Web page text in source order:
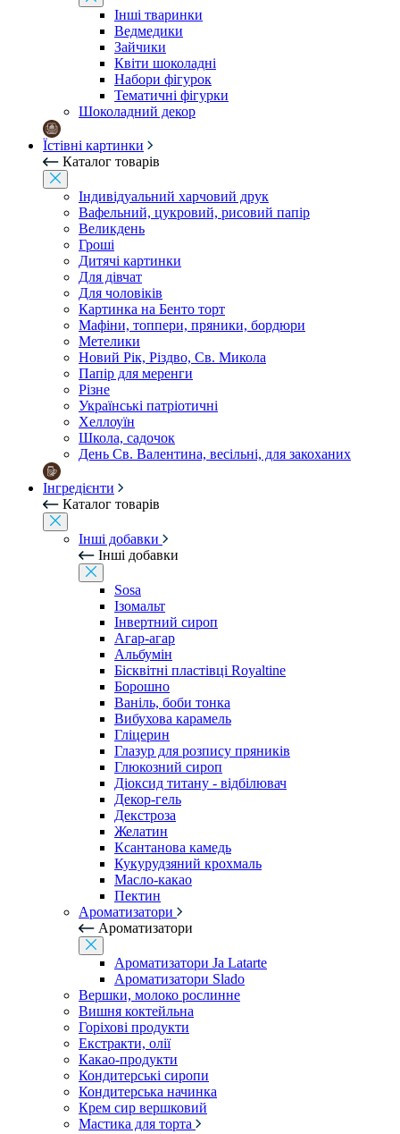
Інші тваринки
Ведмедики
Зайчики
Квіти шоколадні
Набори фігурок
Тематичні фігурки
Шоколадний декор
Їстівні картинки
Каталог товарів
Індивідуальний харчовий друк
Вафельний, цукровий, рисовий папір
Великдень
Гроші
Дитячі картинки
Для дівчат
Для чоловіків
Картинка на Бенто торт
Мафіни, топпери, пряники, бордюри
Метелики
Новий Рік, Різдво, Св. Микола
Папір для меренги
Різне
Українські патріотичні
Хеллоуїн
Школа, садочок
День Св. Валентина, весільні, для закоханих
Інгредієнти
Каталог товарів
Інші добавки
Інші добавки
Sosa
Ізомальт
Інвертний сироп
Агар-агар
Альбумін
Бісквітні пластівці Royaltine
Борошно
Ваніль, боби тонка
Вибухова карамель
Гліцерин
Глазур для розпису пряників
Глюкозний сироп
Діоксид титану - відбілювач
Декор-гель
Декстроза
Желатин
Ксантанова камедь
Кукурудзяний крохмаль
Масло-какао
Пектин
Ароматизатори
Ароматизатори
Ароматизатори Ja Latarte
Ароматизатори Slado
Вершки, молоко рослинне
Вишня коктейльна
Горіхові продукти
Екстракти, олії
Какао-продукти
Кондитерські сиропи
Кондитерська начинка
Крем сир вершковий
Мастика для торта